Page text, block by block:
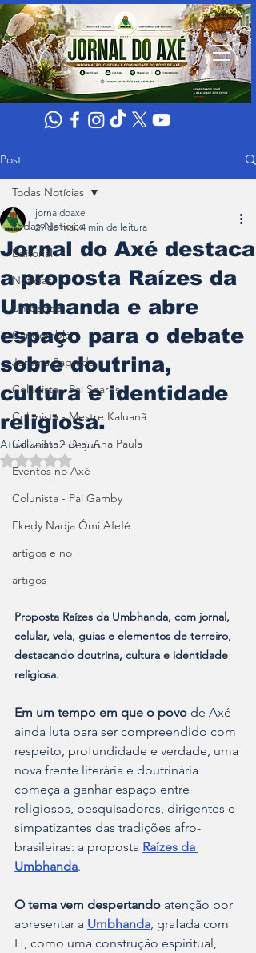
Post
Todas Notícias
Editorial
Noticias
Umbanda
Candomblé
Jurema Sagrada
Colunista - Pai Soares
Colunista - Mestre Kaluanã
Colunista - Dra. Ana Paula
Eventos no Axé
Colunista - Pai Gamby
Ekedy Nadja Ómi Afefé
artigos e no
artigos
Todas Notícias
Jornal do Axé destaca
a proposta Raízes da
Umbhanda e abre
espaço para o debate
sobre doutrina,
cultura e identidade
religiosa.
jornaldoaxe
29 de mai. 4 min de leitura
Atualizado:2 de jun.
Avaliado com NaN de 5 estrelas.
Proposta Raízes da Umbhanda, com jornal,
celular, vela, guias e elementos de terreiro,
destacando doutrina, cultura e identidade
religiosa.
Em um tempo em que o povo de Axé
ainda luta para ser compreendido com
respeito, profundidade e verdade, uma
nova frente literária e doutrinária
começa a ganhar espaço entre
religiosos, pesquisadores, dirigentes e
simpatizantes das tradições afro-
brasileiras: a proposta Raízes da
Umbhanda.
O tema vem despertando atenção por
apresentar a Umbhanda, grafada com
H, como uma construção espiritual,